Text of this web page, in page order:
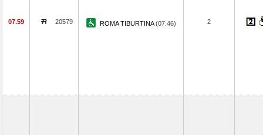
07.59 20579 ROMA TIBURTINA(07.46) 2